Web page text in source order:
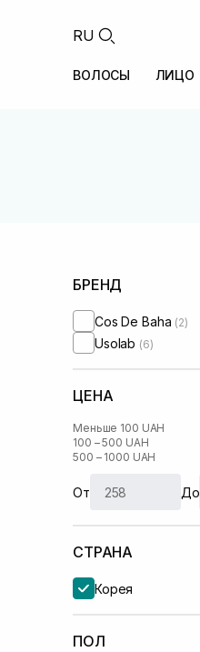
RU
ВОЛОСЫ ЛИЦО
БРЕНД
Cos De Baha (2)
Usolab (6)
ЦЕНА
Меньше 100 UAH
100 – 500 UAH
500 – 1000 UAH
От До
СТРАНА
Корея
ПОЛ